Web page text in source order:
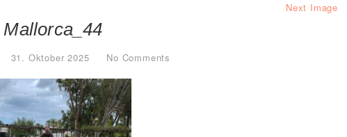
Next Image
Mallorca_44
31. Oktober 2025 No Comments